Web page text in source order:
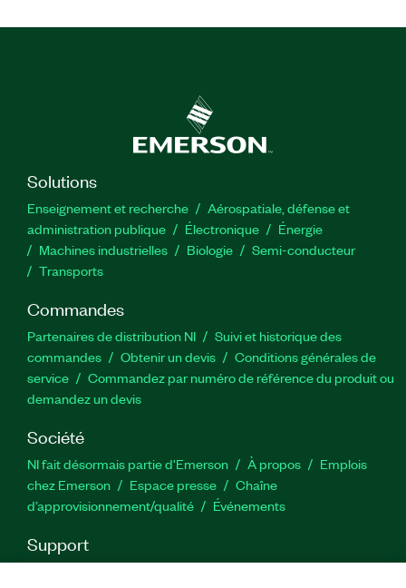
Solutions
Enseignement et recherche
Aérospatiale, défense et
administration publique
Électronique
Énergie​
Machines industrielles
Biologie
Semi-conducteur
Transports
Commandes
Partenaires de distribution NI
Suivi et historique des
commandes
Obtenir un devis
Conditions générales de
service
Commandez par numéro de référence du produit ou
demandez un devis
Société
NI fait désormais partie d'Emerson À propos
Emplois
chez Emerson
Espace presse
Chaîne
d’approvisionnement/qualité
Événements
Support